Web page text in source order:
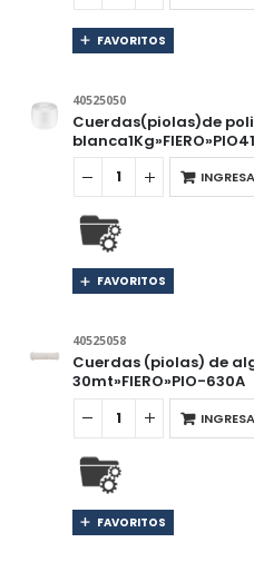
FAVORITOS
40525050
Cuerdas(piolas)de
FAVORITOS
40525058
Cuerdas (piolas) de
30mt»FIERO»PIO-630A
FAVORITOS